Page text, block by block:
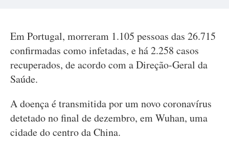
Em Portugal, morreram 1.105 pessoas das 26.715
confirmadas como infetadas, e há 2.258 casos
recuperados, de acordo com a Direção-Geral da
Saúde.
A doença é transmitida por um novo coronavírus
detetado no final de dezembro, em Wuhan, uma
cidade do centro da China.